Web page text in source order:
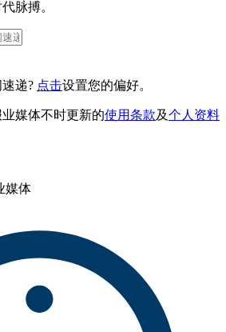
脉搏。
递? 点击设置您的偏好。
媒体不时更新的使用条款及个人资料
媒体